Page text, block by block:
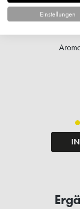
Einstellungen